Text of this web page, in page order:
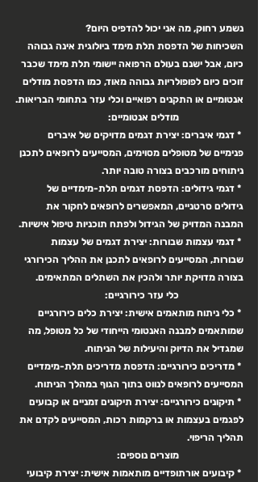
נשמע רחוק, מה אני יכול להדפיס היום?
השכיחות של הדפסת תלת מימד ביולוגית אינה גבוהה
כיום, אבל ישנם בעולם הרפואה יישומי תלת מימד שכבר
זוכים כיום לפופולריות גבוהה מאוד, כמו הדפסת מודלים
אנטומיים או התקנים רפואיים וכלי עזר בתחומי הבריאות.
מודלים אנטומיים:
* דגמי איברים: יצירת דגמים מדויקים של איברים
פנימיים של מטופלים מסוימים, המסייעים לרופאים לתכנן
ניתוחים מורכבים בצורה טובה יותר.
* דגמי גידולים: הדפסת דגמים תלת-מימדיים של
גידולים סרטניים, המאפשרים לרופאים לחקור את
המבנה המדויק של הגידול ולפתח תוכניות טיפול אישיות.
* דגמי עצמות שבורות: יצירת דגמים של עצמות
שבורות, המסייעים לרופאים לתכנן את ההליך הכירורגי
בצורה מדויקת יותר ולהכין את השתלים המתאימים.
כלי עזר כירורגיים:
* כלי ניתוח מותאמים אישית: יצירת כלים כירורגיים
שמותאמים למבנה האנטומי הייחודי של כל מטופל, מה
שמגדיל את הדיוק והיעילות של הניתוח.
* מדריכים כירורגיים: הדפסת מדריכים תלת-מימדיים
המסייעים לרופאים לנווט בתוך הגוף במהלך הניתוח.
* תיקונים כירורגיים: יצירת תיקונים זמניים או קבועים
לפגמים בעצמות או ברקמות רכות, המסייעים לקדם את
תהליך הריפוי.
מוצרים נוספים:
* קיבועים אורתופדיים מותאמות אישית: יצירת קיבועי